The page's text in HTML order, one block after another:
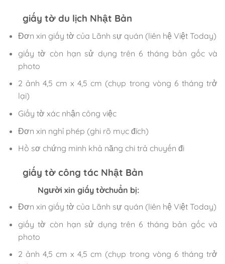
giấy tờ du lịch Nhật Bản
Đơn xin giấy tờ của Lãnh sự quán (liên hệ Việt Today)
giấy tờ còn hạn sử dụng trên 6 tháng bản gốc và
photo
2 ảnh 4,5 cm x 4,5 cm (chụp trong vòng 6 tháng trở
lại)
Giấy tờ xác nhận công việc
Đơn xin nghỉ phép (ghi rõ mục đích)
Hồ sơ chứng minh khả năng chi trả chuyến đi
giấy tờ công tác Nhật Bản
Người xin giấy tờchuẩn bị:
Đơn xin giấy tờ của Lãnh sự quán (liên hệ Việt Today)
giấy tờ còn hạn sử dụng trên 6 tháng bản gốc và
photo
2 ảnh 4,5 cm x 4,5 cm (chụp trong vòng 6 tháng trở